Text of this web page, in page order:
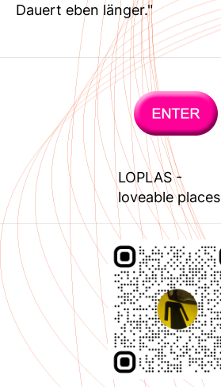
Dauert eben länger."
LOPLAS-
loveable places